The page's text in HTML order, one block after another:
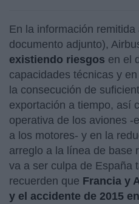
En la información
documento adjunto),
existiendo riesgos en el
capacidades técnicas y
la consecución de
exportación a tiempo, así
operativa de los aviones -
a los motores- y en la
arreglo a la línea de base
va a ser culpa de España
recuerden que Francia y
y el accidente de 2015